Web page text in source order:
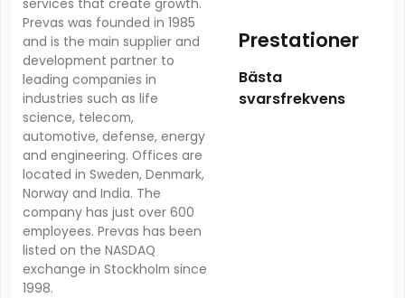
Prevas was founded in 1985
and is the main supplier and
development partner to
leading companies in
industries such as life
science, telecom,
automotive, defense, energy
and engineering. Offices are
located in Sweden, Denmark,
Norway and India. The
company has just over 600
employees. Prevas has been
listed on the NASDAQ
exchange in Stockholm since
1998.
Prestationer
Bästa
svarsfrekvens